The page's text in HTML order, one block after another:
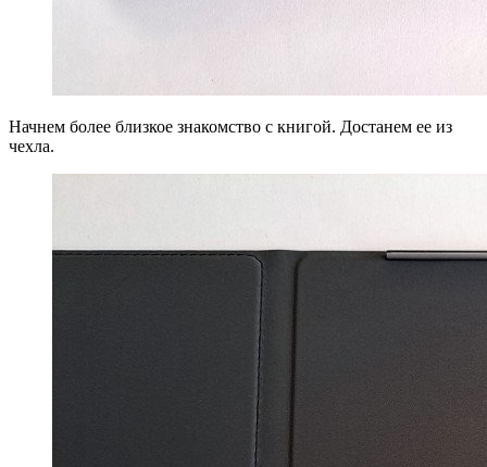
Начнем более близкое знакомство с книгой. Достанем ее из
чехла.